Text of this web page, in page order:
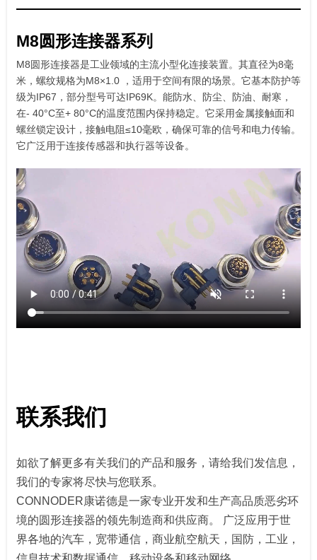
M8圆形连接器系列
M8圆形连接器是工业领域的主流小型化连接装置。其直径为8毫
米，螺纹规格为M8×1.0 ，适用于空间有限的场景。它基本防护等
级为IP67，部分型号可达IP69K。能防水、防尘、防油、耐寒，
在- 40°C至+ 80°C的温度范围内保持稳定。它采用金属接触面和
螺丝锁定设计，接触电阻≤10毫欧，确保可靠的信号和电力传输。
它广泛用于连接传感器和执行器等设备。
联系我们
如欲了解更多有关我们的产品和服务，请给我们发信息，
我们的专家将尽快与您联系。
CONNODER康诺德是一家专业开发和生产高品质恶劣环
境的圆形连接器的领先制造商和供应商。 广泛应用于世
界各地的汽车，宽带通信，商业航空航天，国防，工业，